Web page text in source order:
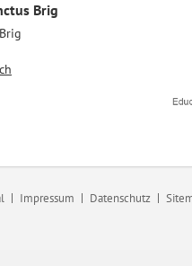
Brig
Impressum Datenschutz